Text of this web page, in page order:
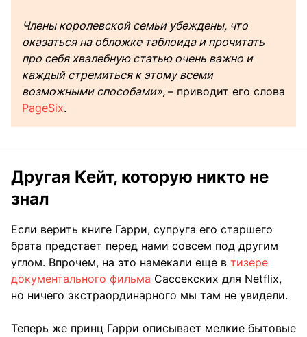
Члены королевской семьи убеждены, что
оказаться на обложке таблоида и прочитать
про себя хвалебную статью очень важно и
каждый стремиться к этому всеми
возможными способами», – приводит его слова
PageSix.
Другая Кейт, которую никто не
знал
Если верить книге Гарри, супруга его старшего
брата предстает перед нами совсем под другим
углом. Впрочем, на это намекали еще в тизере
документального фильма Сассекских для Netflix,
но ничего экстраординарного мы там не увидели.
Теперь же принц Гарри описывает мелкие бытовые